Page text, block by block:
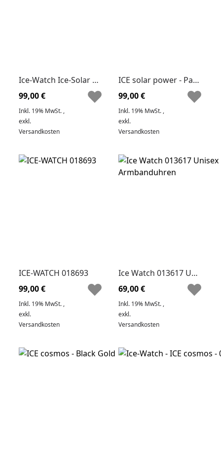
Ice-Watch Ice-Solar 018391
99,00 €
Inkl. 19% MwSt. ,
exkl.
Versandkosten
ICE solar power - Pacific
99,00 €
Inkl. 19% MwSt. ,
exkl.
Versandkosten
ICE-WATCH 018693
99,00 €
Inkl. 19% MwSt. ,
exkl.
Versandkosten
Ice Watch 013617 Unisex Herren Damen Armbanduhren
69,00 €
Inkl. 19% MwSt. ,
exkl.
Versandkosten